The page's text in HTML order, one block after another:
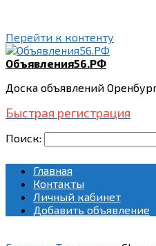
Перейти к контенту
Объявления56.РФ
Доска объявлений
Быстрая регистрация
Поиск:
Главная
Контакты
Личный кабинет
Добавить объявление